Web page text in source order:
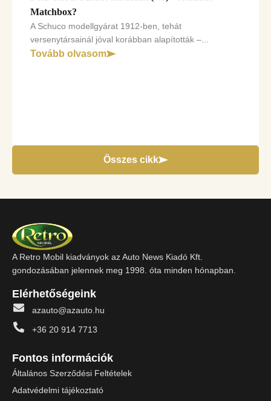
Matchbox?
A Schuco modellgyárat 1912-ben, tehát
versenytársainál jóval korábban alapították –...
Tovább olvasom
Összes cikk
A Retro Mobil kiadványok az Auto News Kiadó Kft.
gondozásában jelennek meg 1998. óta minden hónapban.
Elérhetőségeink
azauto@azauto.hu
+36 20 914 7713
Fontos információk
Általános Szerződési Feltételek
Adatvédelmi tájékoztató